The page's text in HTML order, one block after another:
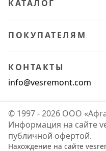
Климатическое
Офис и дом
КАТАЛОГ
ПОКУПАТЕЛЯМ
КОНТАКТЫ
info@vesremont.com
© 1997 - 2026 ООО
Информация на сайте
публичной офертой.
Нахождение на сайте